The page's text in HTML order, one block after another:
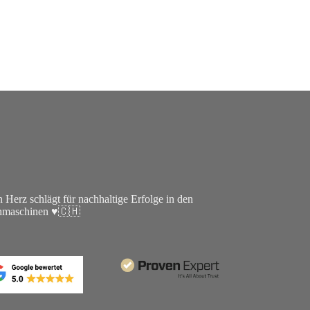
Herz schlägt für nachhaltige Erfolge in den
♥🇨🇭